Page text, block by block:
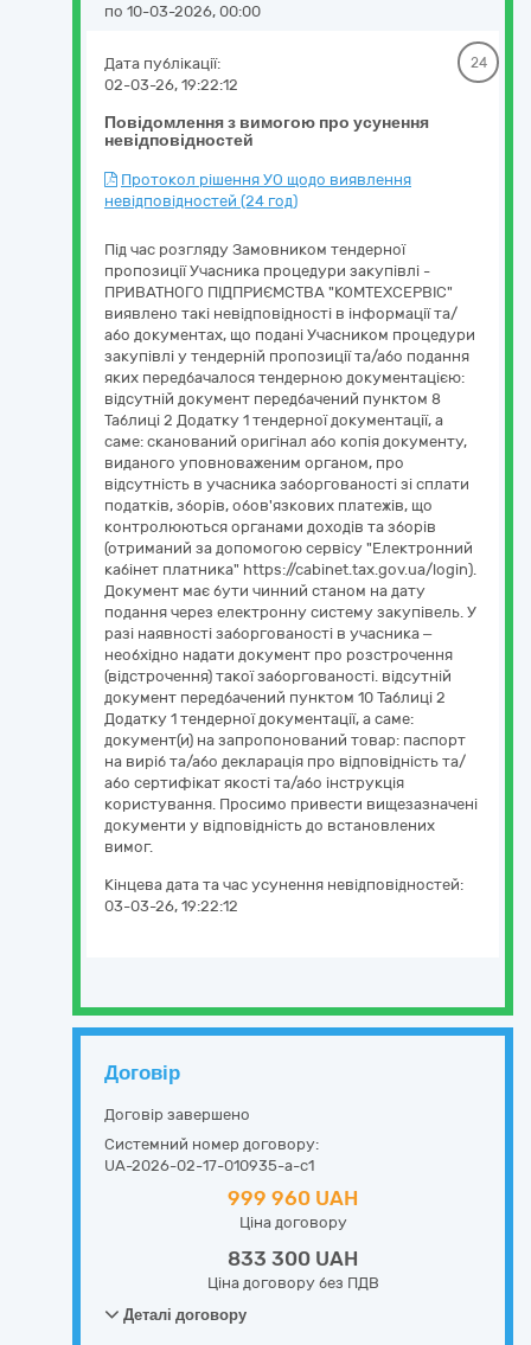
по 10-03-2026, 00:00
Повідомлення з вимогою про усунення
невідповідностей
Дата публікації:
02-03-26, 19:22:12
24
Протокол рішення УО щодо виявлення
невідповідностей (24 год)
Під час розгляду Замовником тендерної
пропозиції Учасника процедури закупівлі -
ПРИВАТНОГО ПІДПРИЄМСТВА "КОМТЕХСЕРВІС"
виявлено такі невідповідності в інформації та/
або документах, що подані Учасником процедури
закупівлі у тендерній пропозиції та/або подання
яких передбачалося тендерною документацією:
відсутній документ передбачений пунктом 8
Таблиці 2 Додатку 1 тендерної документації, а
саме: сканований оригінал або копія документу,
виданого уповноваженим органом, про
відсутність в учасника заборгованості зі сплати
податків, зборів, обов'язкових платежів, що
контролюються органами доходів та зборів
(отриманий за допомогою сервісу "Електронний
кабінет платника" https://cabinet.tax.gov.ua/login).
Документ має бути чинний станом на дату
подання через електронну систему закупівель. У
разі наявності заборгованості в учасника –
необхідно надати документ про розстрочення
(відстрочення) такої заборгованості. відсутній
документ передбачений пунктом 10 Таблиці 2
Додатку 1 тендерної документації, а саме:
документ(и) на запропонований товар: паспорт
на виріб та/або декларація про відповідність та/
або сертифікат якості та/або інструкція
користування. Просимо привести вищезазначені
документи у відповідність до встановлених
вимог.
Кінцева дата та час усунення невідповідностей:
03-03-26, 19:22:12
Договір
Договір завершено
Системний номер договору:
UA-2026-02-17-010935-a-c1
999 960 UAH
Ціна договору
833 300 UAH
Ціна договору без ПДВ
Деталі договору